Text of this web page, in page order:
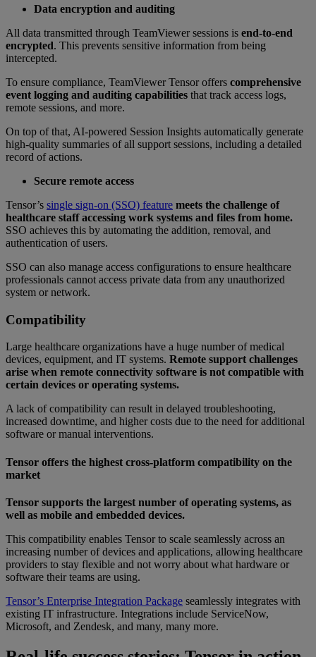
Data encryption and auditing
All data transmitted through TeamViewer sessions is end-to-end
encrypted. This prevents sensitive information from being
intercepted.
To ensure compliance, TeamViewer Tensor offers comprehensive
event logging and auditing capabilities that track access logs,
remote sessions, and more.
On top of that, AI-powered Session Insights automatically generate
high-quality summaries of all support sessions, including a detailed
record of actions.
Secure remote access
Tensor’s single sign-on (SSO) feature meets the challenge of
healthcare staff accessing work systems and files from home.
SSO achieves this by automating the addition, removal, and
authentication of users.
SSO can also manage access configurations to ensure healthcare
professionals cannot access private data from any unauthorized
system or network.
Compatibility
Large healthcare organizations have a huge number of medical
devices, equipment, and IT systems. Remote support challenges
arise when remote connectivity software is not compatible with
certain devices or operating systems.
A lack of compatibility can result in delayed troubleshooting,
increased downtime, and higher costs due to the need for additional
software or manual interventions.
Tensor offers the highest cross-platform compatibility on the
market
Tensor supports the largest number of operating systems, as
well as mobile and embedded devices.
This compatibility enables Tensor to scale seamlessly across an
increasing number of devices and applications, allowing healthcare
providers to stay flexible and not worry about what hardware or
software their teams are using.
Tensor’s Enterprise Integration Package seamlessly integrates with
existing IT infrastructure. Integrations include ServiceNow,
Microsoft, and Zendesk, and many, many more.